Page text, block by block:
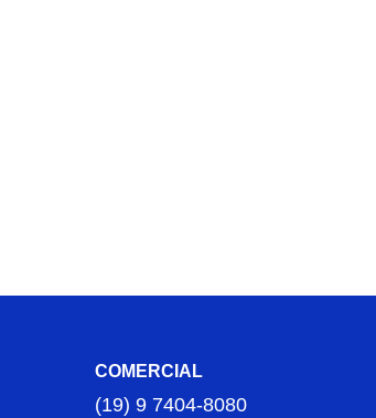
COMERCIAL
(19) 9 7404-8080